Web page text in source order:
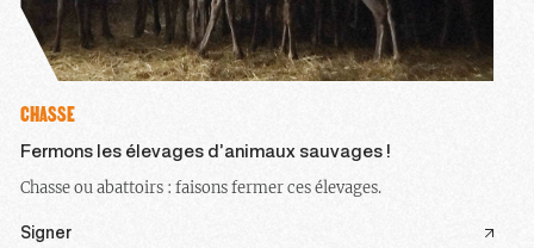
CHASSE
Fermons les élevages d’animaux sauvages !
Chasse ou abattoirs : faisons fermer ces élevages.
Signer